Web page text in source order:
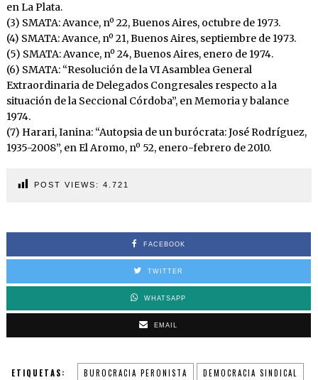
en La Plata.
(3) SMATA: Avance, nº 22, Buenos Aires, octubre de 1973.
(4) SMATA: Avance, nº 21, Buenos Aires, septiembre de 1973.
(5) SMATA: Avance, nº 24, Buenos Aires, enero de 1974.
(6) SMATA: “Resolución de la VI Asamblea General
Extraordinaria de Delegados Congresales respecto a la
situación de la Seccional Córdoba”, en Memoria y balance
1974.
(7) Harari, Ianina: “Autopsia de un burócrata: José Rodríguez,
1935-2008”, en El Aromo, nº 52, enero-febrero de 2010.
POST VIEWS: 4.721
FACEBOOK
TWITTER
WHATSAPP
EMAIL
ETIQUETAS: BUROCRACIA PERONISTA DEMOCRACIA SINDICAL